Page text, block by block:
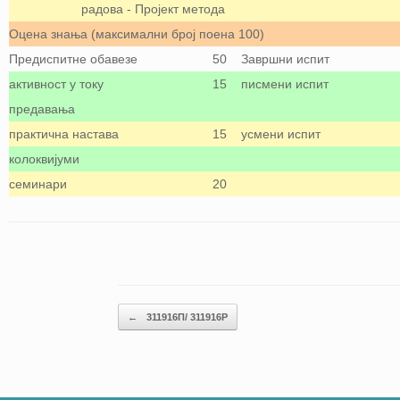
радова - Пројект метода
Оцена знања (максимални број поена 100)
Предиспитне обавезе
50 Завршни испит
активност у току
предавања
15 писмени испит
практична настава 15 усмени испит
колоквијуми
семинари
20
Кретање чланака
← 311916П/ 311916P